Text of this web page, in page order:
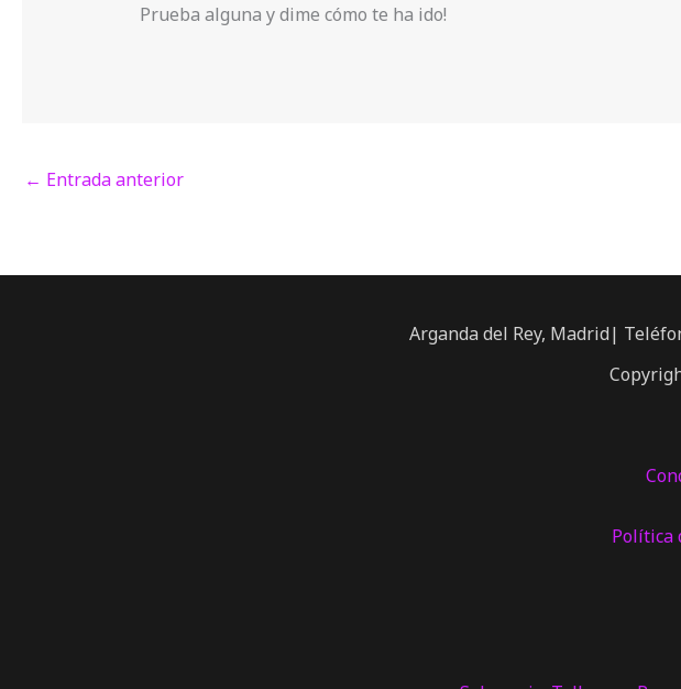
Prueba alguna y dime cómo te ha ido!
← Entrada anterior
Arganda del Rey, Madrid|
Política